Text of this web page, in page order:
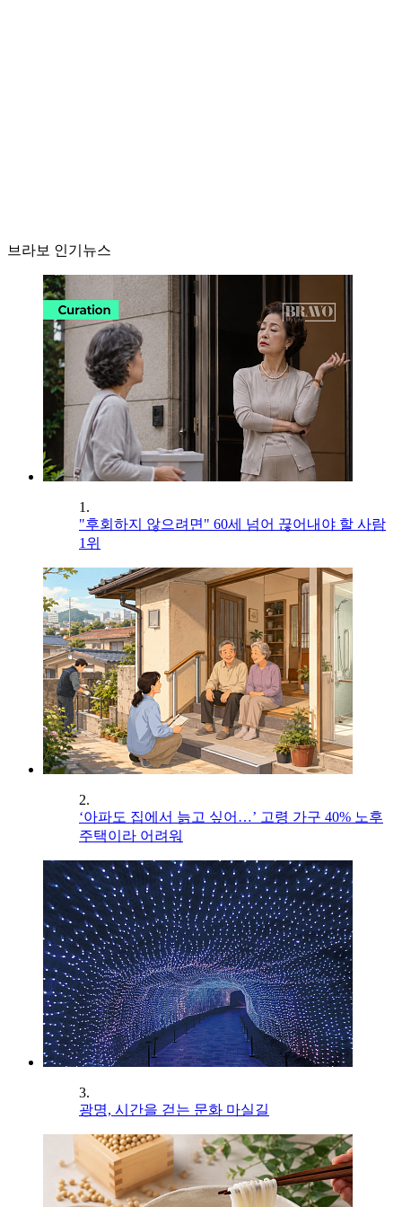
브라보 인기뉴스
1.
"후회하지 않으려면" 60세 넘어 끊어내야 할 사람
1위
2.
‘아파도 집에서 늙고 싶어…’ 고령 가구 40% 노후
주택이라 어려워
3.
광명, 시간을 걷는 문화 마실길